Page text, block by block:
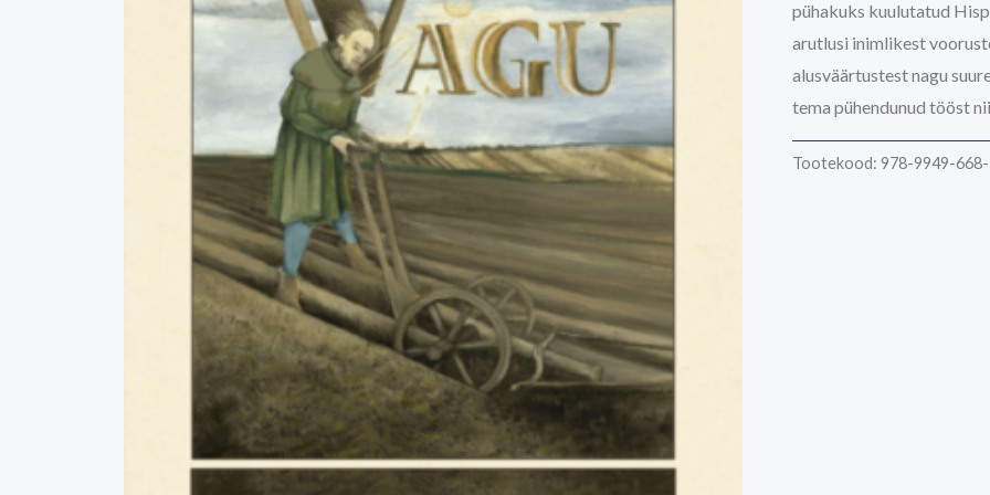
pühakuks kuulutatud
arutlusi inimlikest
alusväärtustest nagu
tema pühendunud tööst
Tootekood: 978-9949-